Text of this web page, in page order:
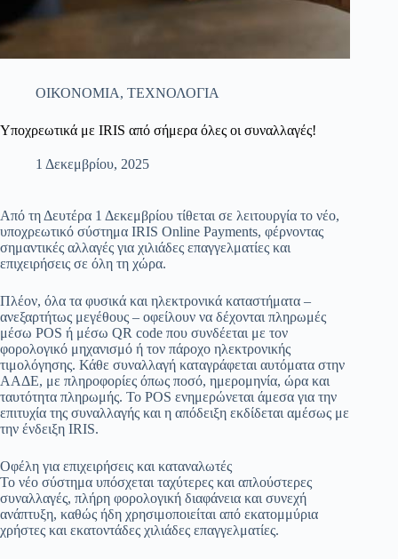
ΟΙΚΟΝΟΜΙΑ, ΤΕΧΝΟΛΟΓΙΑ
Υποχρεωτικά με IRIS από σήμερα όλες οι συναλλαγές!
1 Δεκεμβρίου, 2025
Από τη Δευτέρα 1 Δεκεμβρίου τίθεται σε λειτουργία το νέο,
υποχρεωτικό σύστημα IRIS Online Payments, φέρνοντας
σημαντικές αλλαγές για χιλιάδες επαγγελματίες και
επιχειρήσεις σε όλη τη χώρα.
Πλέον, όλα τα φυσικά και ηλεκτρονικά καταστήματα –
ανεξαρτήτως μεγέθους – οφείλουν να δέχονται πληρωμές
μέσω POS ή μέσω QR code που συνδέεται με τον
φορολογικό μηχανισμό ή τον πάροχο ηλεκτρονικής
τιμολόγησης. Κάθε συναλλαγή καταγράφεται αυτόματα στην
ΑΑΔΕ, με πληροφορίες όπως ποσό, ημερομηνία, ώρα και
ταυτότητα πληρωμής. Το POS ενημερώνεται άμεσα για την
επιτυχία της συναλλαγής και η απόδειξη εκδίδεται αμέσως με
την ένδειξη IRIS.
Οφέλη για επιχειρήσεις και καταναλωτές
Το νέο σύστημα υπόσχεται ταχύτερες και απλούστερες
συναλλαγές, πλήρη φορολογική διαφάνεια και συνεχή
ανάπτυξη, καθώς ήδη χρησιμοποιείται από εκατομμύρια
χρήστες και εκατοντάδες χιλιάδες επαγγελματίες.